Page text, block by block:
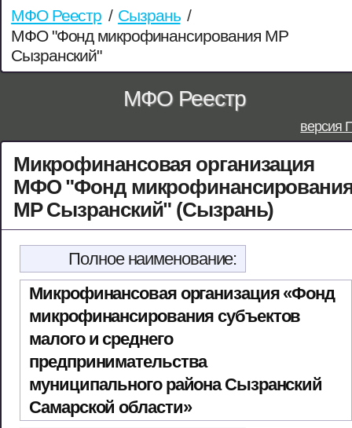
МФО Реестр / Сызрань /
МФО "Фонд микрофинансирования МР
Сызранский"
МФО Реестр
версия
Микрофинансовая организация
МФО "Фонд
МР Сызранский" (Сызрань)
Полное наименование:
Микрофинансовая организация «Фонд
микрофинансирования субъектов
малого и среднего
предпринимательства
муниципального района Сызранский
Самарской области»